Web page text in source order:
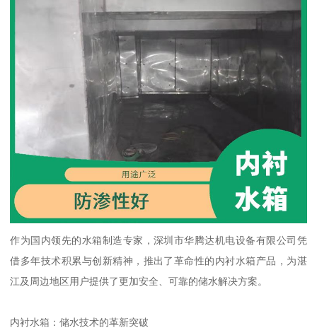
作为国内领先的水箱制造专家，深圳市华腾达机电设备有限公司凭
借多年技术积累与创新精神，推出了革命性的内衬水箱产品，为湛
江及周边地区用户提供了更加安全、可靠的储水解决方案。
内衬水箱：储水技术的革新突破